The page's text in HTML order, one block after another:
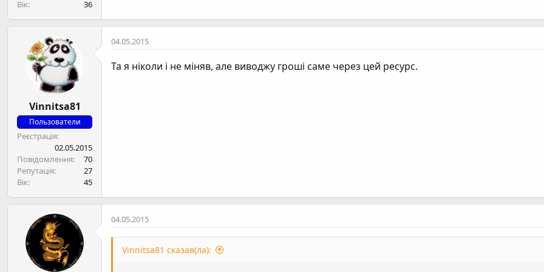
Вік
36
Vinnitsa81
Пользователи
Реєстрація
02.05.2015
Повідомлення
70
Репутація
27
Вік
45
04.05.2015
Та я ніколи і не міняв, але виводжу гроші саме через цей ресурс.
04.05.2015
Vinnitsa81 сказав(ла):